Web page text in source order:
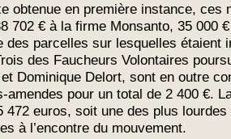
obtenue en première instance, ces
702 € à la firme Monsanto, 35 000
des parcelles sur lesquelles étaient
des Faucheurs Volontaires
Dominique Delort, sont en outre
amendes pour un total de 2 400 €.
472 euros, soit une des plus
à l’encontre du mouvement.